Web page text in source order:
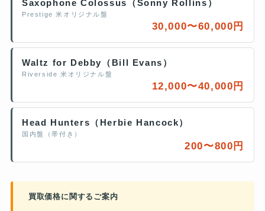
Saxophone Colossus（Sonny Rollins）
Prestige 米オリジナル盤
30,000〜60,000円
Waltz for Debby（Bill Evans）
Riverside 米オリジナル盤
12,000〜40,000円
Head Hunters（Herbie Hancock）
国内盤（帯付き）
200〜800円
買取価格に関するご案内